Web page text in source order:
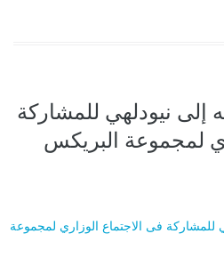
إلى نيودلهي للمشاركة
لمجموعة البريكس